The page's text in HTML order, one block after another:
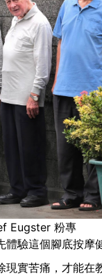
Eugster 粉專
驗這個腳底按摩
實苦痛，才能在